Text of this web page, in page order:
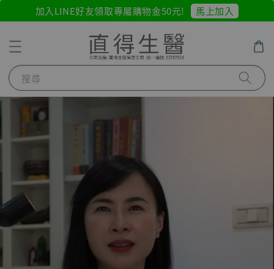
加入LINE好友領取專屬購物金50元! 馬上加入
搜尋